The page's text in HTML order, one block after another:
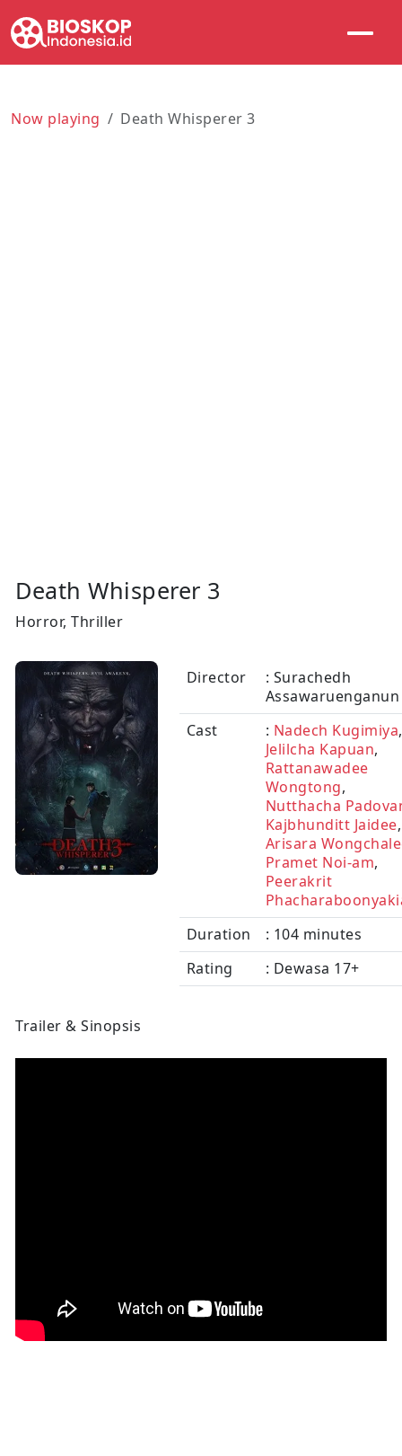
Now playing Death Whisperer 3
Death Whisperer 3
Horror, Thriller
Director
: Surachedh
Assawaruenganun
Cast
: Nadech Kugimiya,
Jelilcha Kapuan,
Rattanawadee
Wongtong,
Nutthacha
Kajbhunditt Jaidee,
Arisara
Pramet Noi-am,
Peerakrit
Duration
: 104 minutes
Rating
: Dewasa 17+
Trailer & Sinopsis